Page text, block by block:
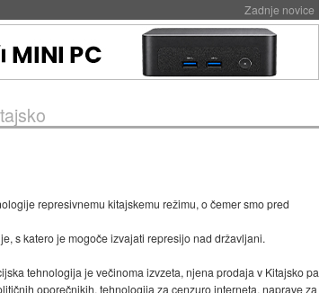
Zadnje novice
represivnemu kitajskemu režimu, o čemer smo pred
s katero je mogoče izvajati represijo nad državljani.
tehnologija je večinoma izvzeta, njena prodaja v Kitajsko pa
oporečnikih, tehnologija za cenzuro interneta, naprave za